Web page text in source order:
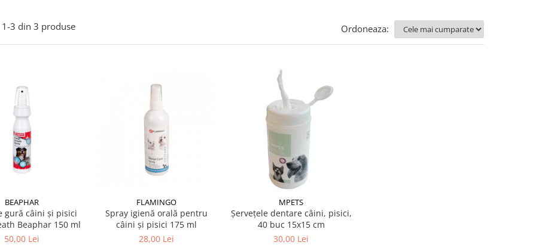
1-3 din 3 produse Ordoneaza:
BEAPHAR
gură câini și pisici
Beaphar 150 ml
50,00 Lei
FLAMINGO
Spray igienă orală pentru
câini și pisici 175 ml
28,00 Lei
MPETS
Șervețele dentare câini, pisici,
40 buc 15x15 cm
30,00 Lei